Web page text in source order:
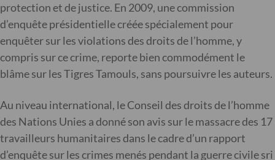
protection et de justice. En 2009, une commission
d’enquête présidentielle créée spécialement pour
enquêter sur les violations des droits de l’homme, y
compris sur ce crime, reporte bien commodément le
blâme sur les Tigres Tamouls, sans poursuivre les auteurs.
Au niveau international, le Conseil des droits de l’homme
des Nations Unies a donné son avis sur le massacre des 17
travailleurs humanitaires dans le cadre d’un rapport
d’enquête sur les crimes menés pendant la guerre civile sri